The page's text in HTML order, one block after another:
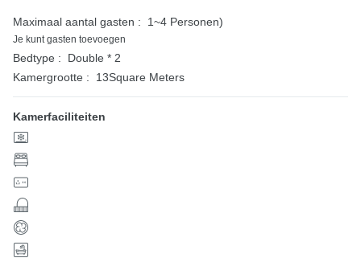
Maximaal aantal gasten : 1~4 Personen)
Je kunt gasten toevoegen
Bedtype :
Double * 2
Kamergrootte :
13Square Meters
Kamerfaciliteiten